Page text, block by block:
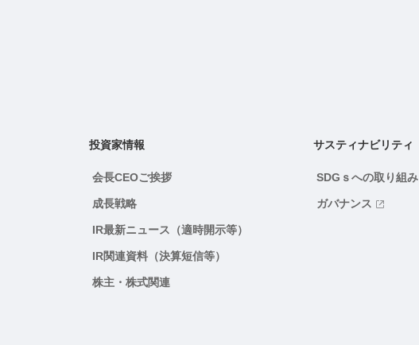
投資家情報
会長CEOご挨拶
成長戦略
IR最新ニュース（適時開示等）
IR関連資料（決算短信等）
株主・株式関連
サスティナビリティ
SDGｓへの取り組み
ガバナンス